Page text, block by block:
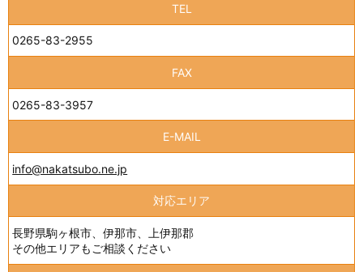
TEL
0265-83-2955
FAX
0265-83-3957
E-MAIL
info@nakatsubo.ne.jp
対応エリア
長野県駒ヶ根市、伊那市、上伊那郡
その他エリアもご相談ください